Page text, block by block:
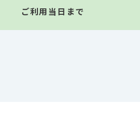
ご利用当日まで